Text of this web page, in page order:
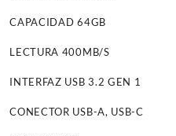
CAPACIDAD 64GB
LECTURA 400MB/S
INTERFAZ USB 3.2 GEN 1
CONECTOR USB-A, USB-C